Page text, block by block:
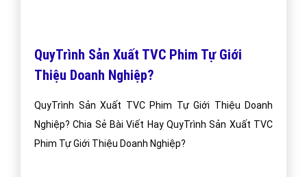
QuyTrình Sản Xuất TVC Phim Tự Giới
Thiệu Doanh Nghiệp?
QuyTrình Sản Xuất TVC Phim Tự Giới Thiệu Doanh
Nghiệp? Chia Sẻ Bài Viết Hay QuyTrình Sản Xuất TVC
Phim Tự Giới Thiệu Doanh Nghiệp?